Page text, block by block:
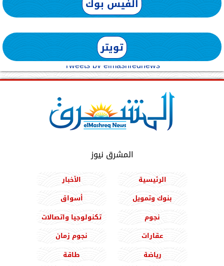
تويتر
Tweets by elmashreqnews
المشرق نيوز
الرئيسية
الأخبار
بنوك وتمويل
أسواق
نجوم
تكنولوجيا واتصالات
عقارات
نجوم زمان
رياضة
طاقة